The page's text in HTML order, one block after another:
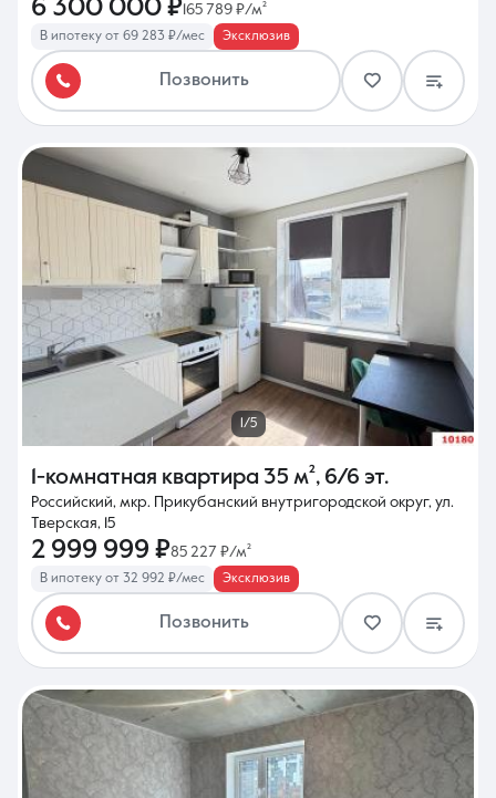
6 300 000 ₽ 165 789 ₽/м²
В ипотеку от 69 283 ₽/мес Эксклюзив
Позвонить
1/5
1-комнатная квартира 35 м², 6/6 эт.
Российский, мкр. Прикубанский внутригородской округ, ул.
Тверская, 15
2 999 999 ₽85 227 ₽/м²
В ипотеку от 32 992 ₽/мес Эксклюзив
Позвонить